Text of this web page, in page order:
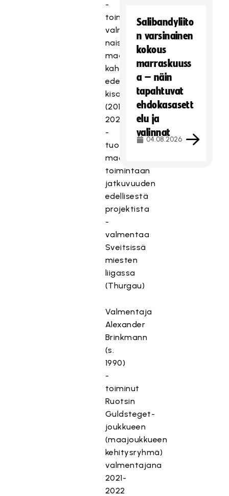
-
toiminut
valmentajana
naisten
maajoukkueen
kahdessa
edellisessä
kisaprojektissa
(2019–
2023)
-
tuo
maajoukkueen
toimintaan
jatkuvuuden
edellisestä
projektista
-
valmentaa
Sveitsissä
miesten
liigassa
(Thurgau)
Valmentaja
Alexander
Brinkmann
(s.
1990)
-
toiminut
Ruotsin
Guldsteget-
joukkueen
(maajoukkueen
kehitysryhmä)
valmentajana
2021-
2022
Salibandyliito
n varsinainen
kokous
marraskuuss
a – näin
tapahtuvat
ehdokasasett
elu ja
valinnat
04.08.2026